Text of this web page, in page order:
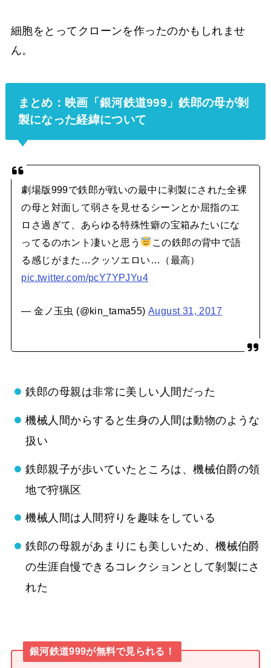
細胞をとってクローンを作ったのかもしれませ
ん。
まとめ：映画「銀河鉄道999」鉄郎の母が剝
製になった経緯について
劇場版999で鉄郎が戦いの最中に剥製にされた全裸
の母と対面して弱さを見せるシーンとか屈指のエ
ロさ過ぎて、あらゆる特殊性癖の宝箱みたいにな
ってるのホント凄いと思う
この鉄郎の背中で語
る感じがまた…クッソエロい…（最高）
pic.twitter.com/pcY7YPJYu4
— 金ノ玉虫 (@kin_tama55) August 31, 2017
鉄郎の母親は非常に美しい人間だった
機械人間からすると生身の人間は動物のような
扱い
鉄郎親子が歩いていたところは、機械伯爵の領
地で狩猟区
機械人間は人間狩りを趣味をしている
鉄郎の母親があまりにも美しいため、機械伯爵
の生涯自慢できるコレクションとして剝製にさ
れた
銀河鉄道999が無料で見られる！